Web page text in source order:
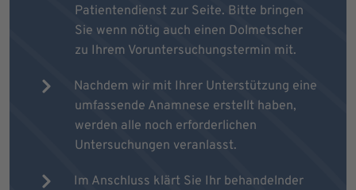
Patientendienst zur Seite. Bitte bringen
Sie wenn nötig auch einen Dolmetscher
zu Ihrem Voruntersuchungstermin mit.
Nachdem wir mit Ihrer Unterstützung eine
umfassende Anamnese erstellt haben,
werden alle noch erforderlichen
Untersuchungen veranlasst.
Im Anschluss klärt Sie Ihr behandelnder